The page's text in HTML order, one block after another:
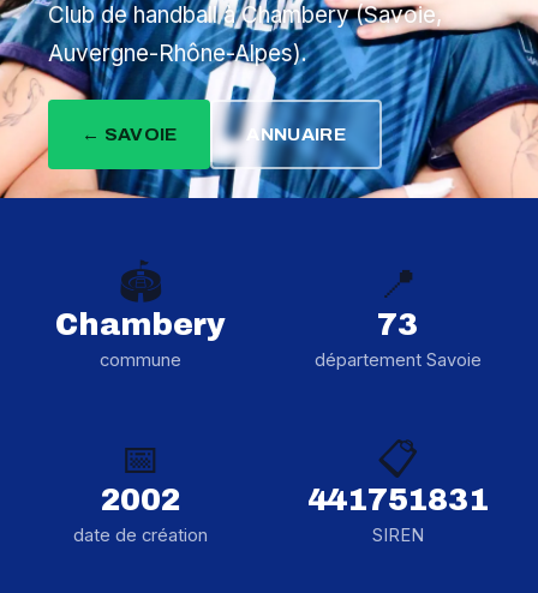
Club de handball à Chambery (Savoie,
Auvergne-Rhône-Alpes).
← SAVOIE ANNUAIRE
🏟️
Chambery
commune
📍
73
département Savoie
📅
2002
date de création
📋
441751831
SIREN